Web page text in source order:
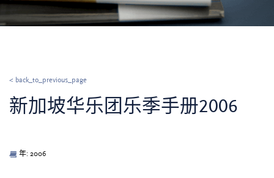
< back_to_previous_page
新加坡华乐团乐季手册2006
年: 2006